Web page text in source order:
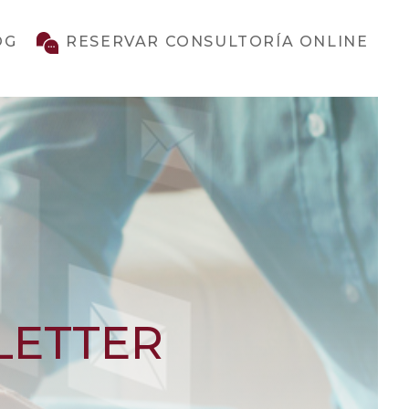
RESERVAR CONSULTORÍA ONLINE